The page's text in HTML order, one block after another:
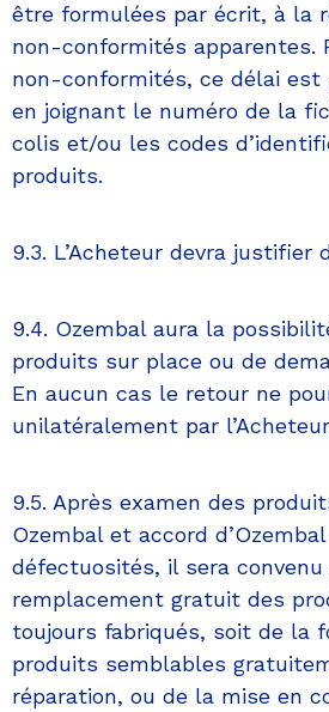
être formulées par écrit, à la
non-conformités apparentes.
non-conformités, ce délai est
en joignant le numéro de la
colis et/ou les codes
produits.
9.3. L’Acheteur devra justifier
9.4. Ozembal aura la
produits sur place ou de
En aucun cas le retour ne
unilatéralement par
9.5. Après examen des
Ozembal et accord
défectuosités, il sera
remplacement gratuit des
toujours fabriqués, soit de la
produits semblables
réparation, ou de la mise en